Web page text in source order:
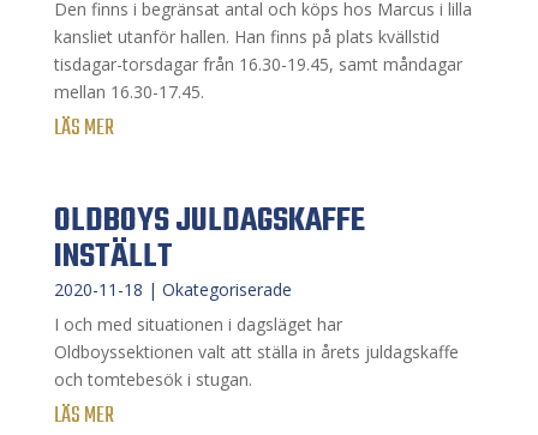
Den finns i begränsat antal och köps hos Marcus i lilla
kansliet utanför hallen. Han finns på plats kvällstid
tisdagar-torsdagar från 16.30-19.45, samt måndagar
mellan 16.30-17.45.
LÄS MER
OLDBOYS JULDAGSKAFFE
INSTÄLLT
2020-11-18 | Okategoriserade
I och med situationen i dagsläget har
Oldboyssektionen valt att ställa in årets juldagskaffe
och tomtebesök i stugan.
LÄS MER